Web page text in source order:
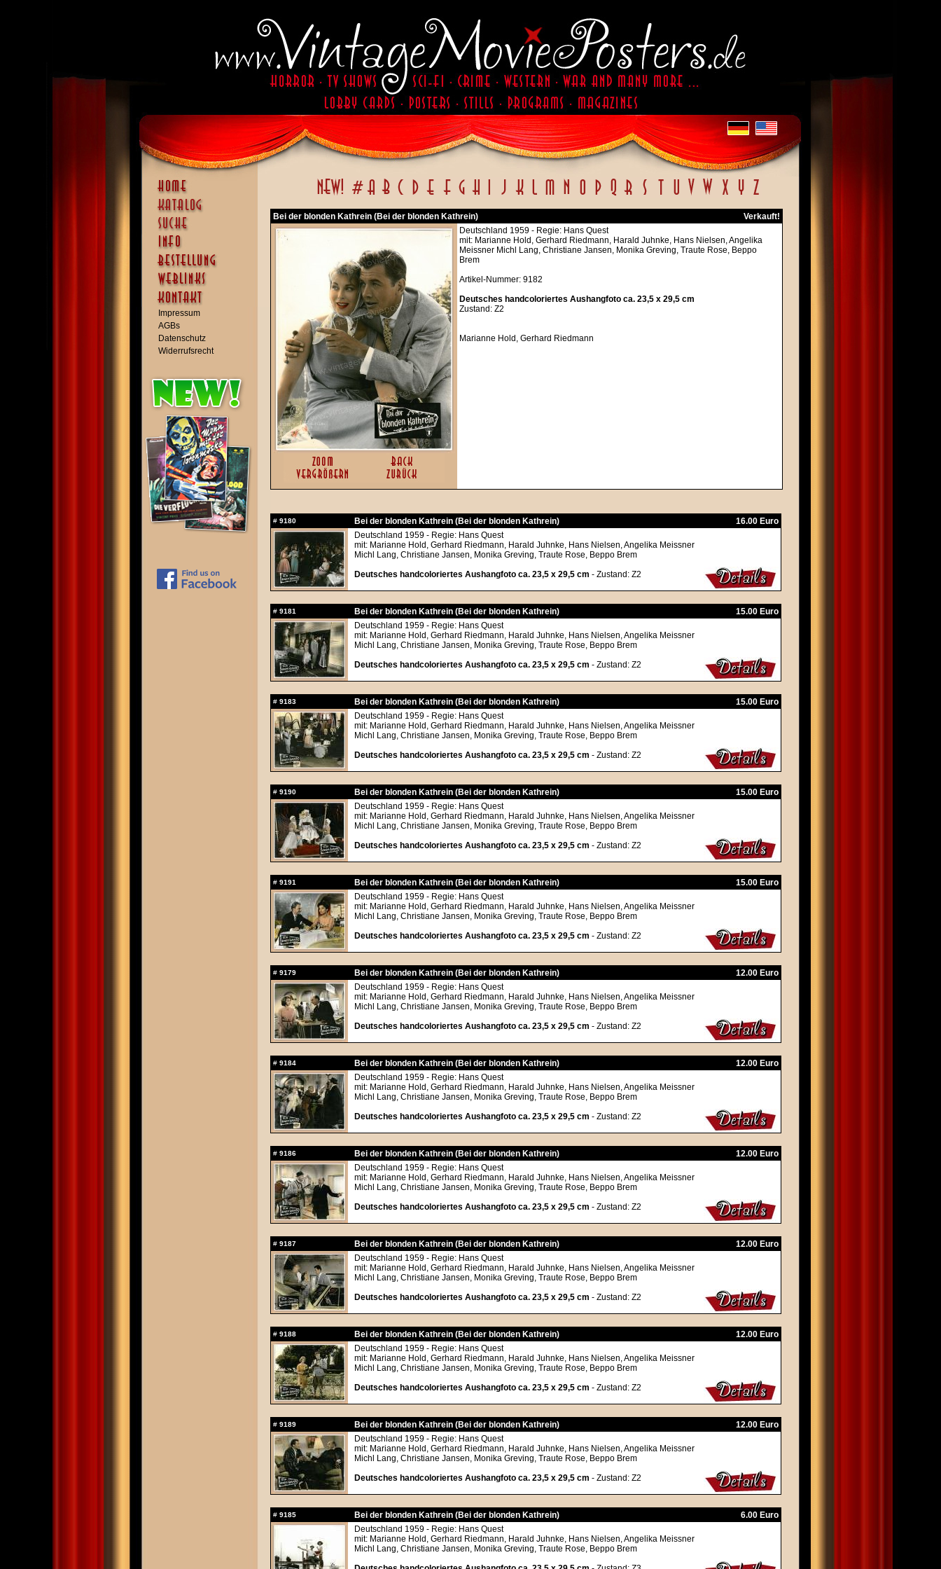
Impressum
AGBs
Datenschutz
Widerrufsrecht
Bei der blonden Kathrein (Bei der blonden Kathrein)
Verkauft!
Deutschland 1959 - Regie: Hans Quest
mit: Marianne Hold, Gerhard Riedmann, Harald Juhnke, Hans Nielsen, Angelika
Meissner Michl Lang, Christiane Jansen, Monika Greving, Traute Rose, Beppo
Brem
Artikel-Nummer: 9182
Deutsches handcoloriertes Aushangfoto ca. 23,5 x 29,5 cm
Zustand: Z2
Marianne Hold, Gerhard Riedmann
# 9180 Bei der blonden Kathrein (Bei der blonden Kathrein)
16.00 Euro
Deutschland 1959 - Regie: Hans Quest
mit: Marianne Hold, Gerhard Riedmann, Harald Juhnke, Hans Nielsen, Angelika Meissner
Michl Lang, Christiane Jansen, Monika Greving, Traute Rose, Beppo Brem
Deutsches handcoloriertes Aushangfoto ca. 23,5 x 29,5 cm - Zustand: Z2
# 9181 Bei der blonden Kathrein (Bei der blonden Kathrein)
15.00 Euro
Deutschland 1959 - Regie: Hans Quest
mit: Marianne Hold, Gerhard Riedmann, Harald Juhnke, Hans Nielsen, Angelika Meissner
Michl Lang, Christiane Jansen, Monika Greving, Traute Rose, Beppo Brem
Deutsches handcoloriertes Aushangfoto ca. 23,5 x 29,5 cm - Zustand: Z2
# 9183 Bei der blonden Kathrein (Bei der blonden Kathrein)
15.00 Euro
Deutschland 1959 - Regie: Hans Quest
mit: Marianne Hold, Gerhard Riedmann, Harald Juhnke, Hans Nielsen, Angelika Meissner
Michl Lang, Christiane Jansen, Monika Greving, Traute Rose, Beppo Brem
Deutsches handcoloriertes Aushangfoto ca. 23,5 x 29,5 cm - Zustand: Z2
# 9190 Bei der blonden Kathrein (Bei der blonden Kathrein)
15.00 Euro
Deutschland 1959 - Regie: Hans Quest
mit: Marianne Hold, Gerhard Riedmann, Harald Juhnke, Hans Nielsen, Angelika Meissner
Michl Lang, Christiane Jansen, Monika Greving, Traute Rose, Beppo Brem
Deutsches handcoloriertes Aushangfoto ca. 23,5 x 29,5 cm - Zustand: Z2
# 9191 Bei der blonden Kathrein (Bei der blonden Kathrein)
15.00 Euro
Deutschland 1959 - Regie: Hans Quest
mit: Marianne Hold, Gerhard Riedmann, Harald Juhnke, Hans Nielsen, Angelika Meissner
Michl Lang, Christiane Jansen, Monika Greving, Traute Rose, Beppo Brem
Deutsches handcoloriertes Aushangfoto ca. 23,5 x 29,5 cm - Zustand: Z2
# 9179 Bei der blonden Kathrein (Bei der blonden Kathrein)
12.00 Euro
Deutschland 1959 - Regie: Hans Quest
mit: Marianne Hold, Gerhard Riedmann, Harald Juhnke, Hans Nielsen, Angelika Meissner
Michl Lang, Christiane Jansen, Monika Greving, Traute Rose, Beppo Brem
Deutsches handcoloriertes Aushangfoto ca. 23,5 x 29,5 cm - Zustand: Z2
# 9184 Bei der blonden Kathrein (Bei der blonden Kathrein)
12.00 Euro
Deutschland 1959 - Regie: Hans Quest
mit: Marianne Hold, Gerhard Riedmann, Harald Juhnke, Hans Nielsen, Angelika Meissner
Michl Lang, Christiane Jansen, Monika Greving, Traute Rose, Beppo Brem
Deutsches handcoloriertes Aushangfoto ca. 23,5 x 29,5 cm - Zustand: Z2
# 9186 Bei der blonden Kathrein (Bei der blonden Kathrein)
12.00 Euro
Deutschland 1959 - Regie: Hans Quest
mit: Marianne Hold, Gerhard Riedmann, Harald Juhnke, Hans Nielsen, Angelika Meissner
Michl Lang, Christiane Jansen, Monika Greving, Traute Rose, Beppo Brem
Deutsches handcoloriertes Aushangfoto ca. 23,5 x 29,5 cm - Zustand: Z2
# 9187 Bei der blonden Kathrein (Bei der blonden Kathrein)
12.00 Euro
Deutschland 1959 - Regie: Hans Quest
mit: Marianne Hold, Gerhard Riedmann, Harald Juhnke, Hans Nielsen, Angelika Meissner
Michl Lang, Christiane Jansen, Monika Greving, Traute Rose, Beppo Brem
Deutsches handcoloriertes Aushangfoto ca. 23,5 x 29,5 cm - Zustand: Z2
# 9188 Bei der blonden Kathrein (Bei der blonden Kathrein)
12.00 Euro
Deutschland 1959 - Regie: Hans Quest
mit: Marianne Hold, Gerhard Riedmann, Harald Juhnke, Hans Nielsen, Angelika Meissner
Michl Lang, Christiane Jansen, Monika Greving, Traute Rose, Beppo Brem
Deutsches handcoloriertes Aushangfoto ca. 23,5 x 29,5 cm - Zustand: Z2
# 9189 Bei der blonden Kathrein (Bei der blonden Kathrein)
12.00 Euro
Deutschland 1959 - Regie: Hans Quest
mit: Marianne Hold, Gerhard Riedmann, Harald Juhnke, Hans Nielsen, Angelika Meissner
Michl Lang, Christiane Jansen, Monika Greving, Traute Rose, Beppo Brem
Deutsches handcoloriertes Aushangfoto ca. 23,5 x 29,5 cm - Zustand: Z2
# 9185 Bei der blonden Kathrein (Bei der blonden Kathrein)
6.00 Euro
Deutschland 1959 - Regie: Hans Quest
mit: Marianne Hold, Gerhard Riedmann, Harald Juhnke, Hans Nielsen, Angelika Meissner
Michl Lang, Christiane Jansen, Monika Greving, Traute Rose, Beppo Brem